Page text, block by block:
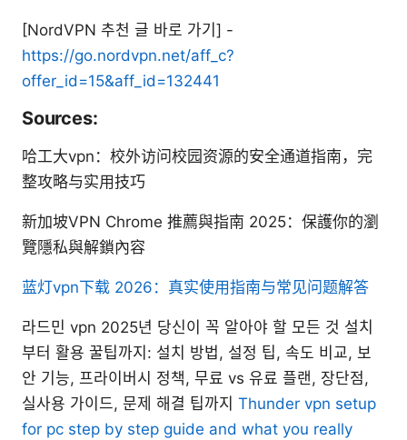
[NordVPN 추천 글 바로 가기] -
https://go.nordvpn.net/aff_c?
offer_id=15&aff_id=132441
Sources:
哈工大vpn：校外访问校园资源的安全通道指南，完
整攻略与实用技巧
新加坡VPN Chrome 推薦與指南 2025：保護你的瀏
覽隱私與解鎖內容
蓝灯vpn下载 2026：真实使用指南与常见问题解答
라드민 vpn 2025년 당신이 꼭 알아야 할 모든 것 설치
부터 활용 꿀팁까지: 설치 방법, 설정 팁, 속도 비교, 보
안 기능, 프라이버시 정책, 무료 vs 유료 플랜, 장단점,
실사용 가이드, 문제 해결 팁까지 Thunder vpn setup
for pc step by step guide and what you really